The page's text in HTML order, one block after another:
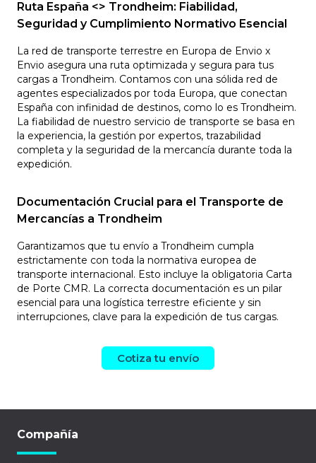
Ruta España <> Trondheim: Fiabilidad,
Seguridad y Cumplimiento Normativo Esencial
La red de transporte terrestre en Europa de Envio x
Envio asegura una ruta optimizada y segura para tus
cargas a Trondheim. Contamos con una sólida red de
agentes especializados por toda Europa, que conectan
España con infinidad de destinos, como lo es Trondheim.
La fiabilidad de nuestro servicio de transporte se basa en
la experiencia, la gestión por expertos, trazabilidad
completa y la seguridad de la mercancía durante toda la
expedición.
Documentación Crucial para el Transporte de
Mercancías a Trondheim
Garantizamos que tu envío a Trondheim cumpla
estrictamente con toda la normativa europea de
transporte internacional. Esto incluye la obligatoria Carta
de Porte CMR. La correcta documentación es un pilar
esencial para una logística terrestre eficiente y sin
interrupciones, clave para la expedición de tus cargas.
Cotiza tu envío
Compañía